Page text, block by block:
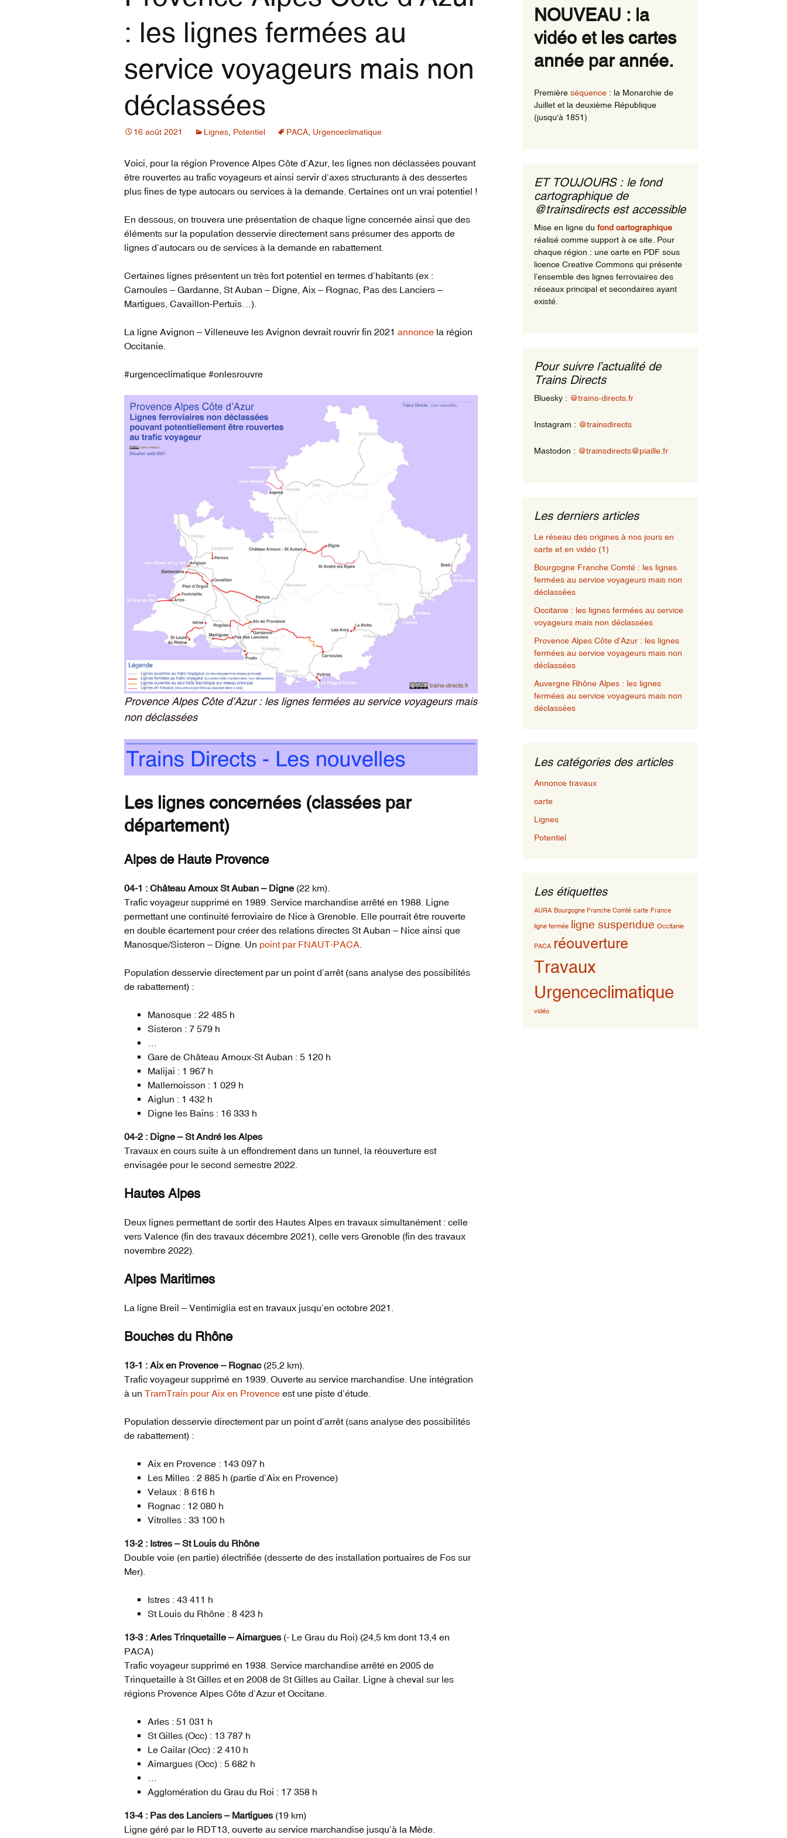
vidéos du réseau
internationaux ayant une
ville en Région comme
Régions en 1981
: les lignes fermées au
service voyageurs mais non
déclassées
16 août 2021 Lignes Potentiel PACA Urgenceclimatique
Voici, pour la région Provence Alpes Côte d’Azur, les lignes non déclassées pouvant
être rouvertes au trafic voyageurs et ainsi servir d’axes structurants à des dessertes
plus fines de type autocars ou services à la demande. Certaines ont un vrai potentiel !
En dessous, on trouvera une présentation de chaque ligne concernée ainsi que des
éléments sur la population desservie directement sans présumer des apports de
lignes d’autocars ou de services à la demande en rabattement.
Certaines lignes présentent un très fort potentiel en termes d’habitants (ex :
Carnoules – Gardanne, St Auban – Digne, Aix – Rognac, Pas des Lanciers –
Martigues, Cavaillon-Pertuis…).
La ligne Avignon – Villeneuve les Avignon devrait rouvrir fin 2021 annonce la région
Occitanie.
#urgenceclimatique #onlesrouvre
Provence Alpes Côte d’Azur : les lignes fermées au service voyageurs mais
non déclassées
Les lignes concernées (classées par
département)
Alpes de Haute Provence
04-1 : Château Arnoux St Auban – Digne (22 km).
Trafic voyageur supprimé en 1989. Service marchandise arrêté en 1988. Ligne
permettant une continuité ferroviaire de Nice à Grenoble. Elle pourrait être rouverte
en double écartement pour créer des relations directes St Auban – Nice ainsi que
Manosque/Sisteron – Digne. Un point par FNAUT-PACA
Population desservie directement par un point d’arrêt (sans analyse des possibilités
de rabattement) :
Manosque : 22 485 h
Sisteron : 7 579 h
Gare de Château Arnoux-St Auban : 5 120 h
Malijai : 1 967 h
Mallemoisson : 1 029 h
Aiglun : 1 432 h
Digne les Bains : 16 333 h
04-2 : Digne – St André les Alpes
Travaux en cours suite à un effondrement dans un tunnel, la réouverture est
envisagée pour le second semestre 2022.
Hautes Alpes
Deux lignes permettant de sortir des Hautes Alpes en travaux simultanément : celle
vers Valence (fin des travaux décembre 2021), celle vers Grenoble (fin des travaux
novembre 2022).
Alpes Maritimes
La ligne Breil – Ventimiglia est en travaux jusqu’en octobre 2021.
Bouches du Rhône
13-1 : Aix en Provence – Rognac(25,2 km).
Trafic voyageur supprimé en 1939. Ouverte au service marchandise. Une intégration
à un TramTrain pour Aix en Provence est une piste d’étude.
Population desservie directement par un point d’arrêt (sans analyse des possibilités
de rabattement) :
Aix en Provence : 143 097 h
Les Milles : 2 885 h (partie d’Aix en Provence)
Velaux : 8 616 h
Rognac : 12 080 h
Vitrolles : 33 100 h
13-2 : Istres – St Louis du Rhône
Double voie (en partie) électrifiée (desserte de des installation portuaires de Fos sur
Mer).
Istres : 43 411 h
St Louis du Rhône : 8 423 h
13-3 : Arles Trinquetaille – Aimargues (- Le Grau du Roi) (24,5 km dont 13,4 en
PACA)
Trafic voyageur supprimé en 1938. Service marchandise arrêté en 2005 de
Trinquetaille à St Gilles et en 2008 de St Gilles au Cailar. Ligne à cheval sur les
régions Provence Alpes Côte d’Azur et Occitane.
Arles : 51 031 h
St Gilles (Occ) : 13 787 h
Le Cailar (Occ) : 2 410 h
Aimargues (Occ) : 5 682 h
Agglomération du Grau du Roi : 17 358 h
13-4 : Pas des Lanciers – Martigues (19 km)
Ligne géré par le RDT13, ouverte au service marchandise jusqu’à la Mède.
NOUVEAU : la
vidéo et les cartes
année par année.
Première séquence : la Monarchie de
Juillet et la deuxième République
(jusqu'à 1851)
ET TOUJOURS : le fond
cartographique de
@trainsdirects est accessible
Mise en ligne du fond cartographique
réalisé comme support à ce site. Pour
chaque région : une carte en PDF sous
licence Creative Commons qui présente
l’ensemble des lignes ferroviaires des
réseaux principal et secondaires ayant
existé.
Pour suivre l’actualité de
Trains Directs
Bluesky : @trains-directs.fr
Instagram : @trainsdirects
Mastodon : @trainsdirects@piaille.fr
Les derniers articles
Le réseau des origines à nos jours en
carte et en vidéo (1)
Bourgogne Franche Comté : les lignes
fermées au service voyageurs mais non
déclassées
Occitanie : les lignes fermées au service
voyageurs mais non déclassées
Provence Alpes Côte d’Azur : les lignes
fermées au service voyageurs mais non
déclassées
Auvergne Rhône Alpes : les lignes
fermées au service voyageurs mais non
déclassées
Les catégories des articles
Annonce travaux
carte
Lignes
Potentiel
Les étiquettes
AURA Bourgogne Franche Comté carte France
ligne fermée ligne suspendue Occitanie
PACA réouverture
Travaux
Urgenceclimatique
vidéo